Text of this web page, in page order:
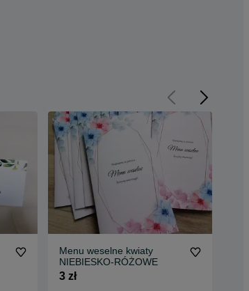
Menu weselne kwiaty
NIEBIESKO-RÓŻOWE
3 zł